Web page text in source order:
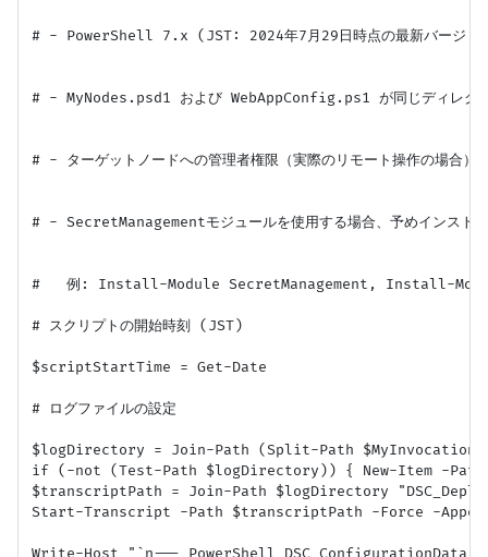
# - PowerShell 7.x (JST: 2024年7月29日時点の最新バージョ
# - MyNodes.psd1 および WebAppConfig.ps1 が同じディレクト
# - ターゲットノードへの管理者権限（実際のリモート操作の場合）
# - SecretManagementモジュールを使用する場合、予めインスト
#   例: Install-Module SecretManagement, Install-
# スクリプトの開始時刻 (JST)
$scriptStartTime = Get-Date
# ログファイルの設定
$logDirectory = Join-Path (Split-Path
if (-not (Test-Path $logDirectory)) { New-Item -
$transcriptPath = Join-Path $logDirectory
Start-Transcript -Path $transcriptPath -Force -